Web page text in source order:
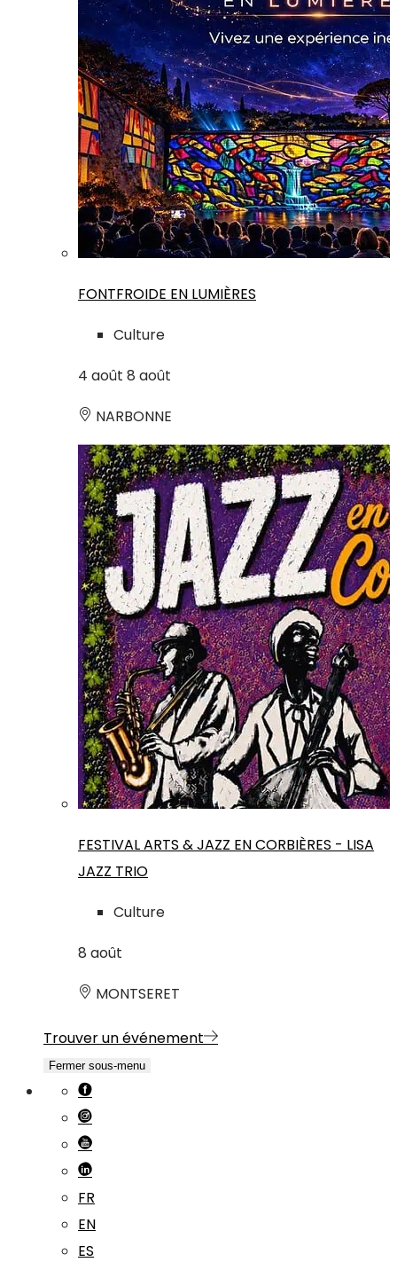
FONTFROIDE EN LUMIÈRES
Culture
4 août 8 août
NARBONNE
FESTIVAL ARTS & JAZZ EN CORBIÈRES - LISA
JAZZ TRIO
Culture
8 août
MONTSERET
Trouver un événement
Fermer sous-menu
FR
EN
ES